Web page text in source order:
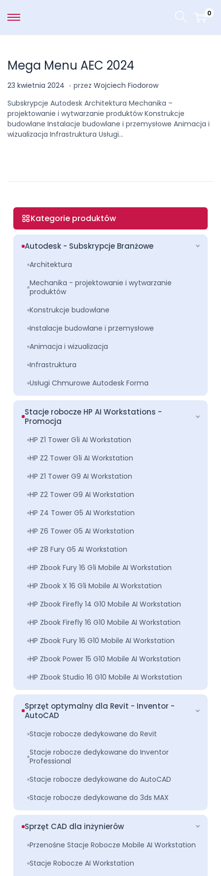
0
Mega Menu AEC 2024
Opublikowano na
23 kwietnia 2024 7
a
j
a
2
. przez Wojciech Fiodorow
Subskrypcje Autodesk Architektura Mechanika –
projektowanie i wytwarzanie produktów Konstrukcje
budowlane Instalacje budowlane i przemysłowe Animacja i
wizualizacja Infrastruktura Usługi…
Kategorie produktów
Autodesk - Subskrypcje Branżowe
Architektura
Mechanika - projektowanie i wytwarzanie
produktów
Konstrukcje budowlane
Instalacje budowlane i przemysłowe
Animacja i wizualizacja
Infrastruktura
Usługi Chmurowe Autodesk Forma
Stacje robocze HP AI Workstations -
Promocja
HP Z1 Tower G1i AI Workstation
HP Z2 Tower G1i AI Workstation
HP Z1 Tower G9 AI Workstation
HP Z2 Tower G9 AI Workstation
HP Z4 Tower G5 AI Workstation
HP Z6 Tower G5 AI Workstation
HP Z8 Fury G5 AI Workstation
HP Zbook Fury 16 G1i Mobile AI Workstation
HP Zbook X 16 G1i Mobile AI Workstation
HP Zbook Firefly 14 G10 Mobile AI Workstation
HP Zbook Firefly 16 G10 Mobile AI Workstation
HP Zbook Fury 16 G10 Mobile AI Workstation
HP Zbook Power 15 G10 Mobile AI Workstation
HP Zbook Studio 16 G10 Mobile AI Workstation
Sprzęt optymalny dla Revit - Inventor -
AutoCAD
Stacje robocze dedykowane do Revit
Stacje robocze dedykowane do Inventor
Professional
Stacje robocze dedykowane do AutoCAD
Stacje robocze dedykowane do 3ds MAX
Sprzęt CAD dla inżynierów
Przenośne Stacje Robocze Mobile AI Workstation
Stacje Robocze AI Workstation